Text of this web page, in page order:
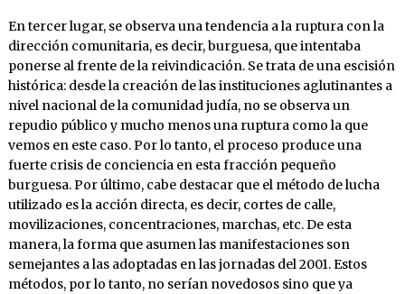
En tercer lugar, se observa una tendencia a la ruptura con la
dirección comunitaria, es decir, burguesa, que intentaba
ponerse al frente de la reivindicación. Se trata de una escisión
histórica: desde la creación de las instituciones aglutinantes a
nivel nacional de la comunidad judía, no se observa un
repudio público y mucho menos una ruptura como la que
vemos en este caso. Por lo tanto, el proceso produce una
fuerte crisis de conciencia en esta fracción pequeño
burguesa. Por último, cabe destacar que el método de lucha
utilizado es la acción directa, es decir, cortes de calle,
movilizaciones, concentraciones, marchas, etc. De esta
manera, la forma que asumen las manifestaciones son
semejantes a las adoptadas en las jornadas del 2001. Estos
métodos, por lo tanto, no serían novedosos sino que ya